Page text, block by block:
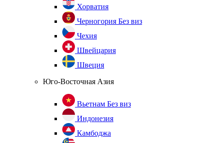
Хорватия
Черногория Без виз
Чехия
Швейцария
Швеция
Юго-Восточная Азия
Вьетнам Без виз
Индонезия
Камбоджа